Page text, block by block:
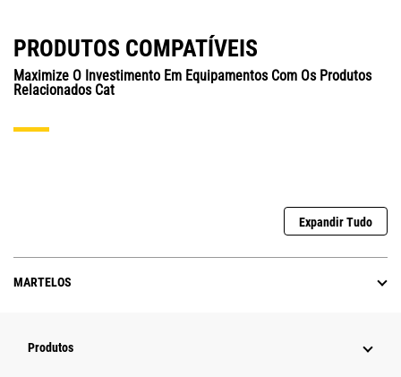
PRODUTOS COMPATÍVEIS
Maximize O Investimento Em Equipamentos Com Os Produtos
Relacionados Cat
Expandir Tudo
MARTELOS
Produtos